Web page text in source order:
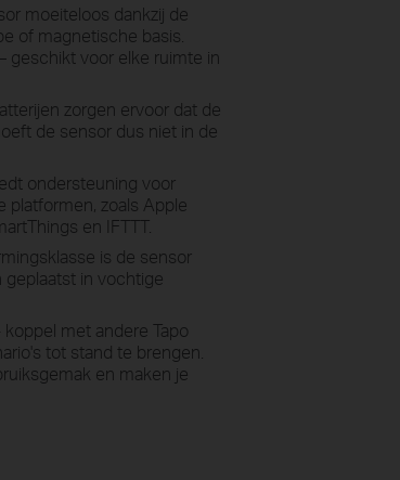
moeiteloos dankzij de
of magnetische basis.
geschikt voor elke ruimte in
zorgen ervoor dat de
de sensor dus niet in de
ondersteuning voor
platformen, zoals Apple
en IFTTT.
is de sensor
geplaatst in vochtige
koppel met andere Tapo
tot stand te brengen.
en maken je